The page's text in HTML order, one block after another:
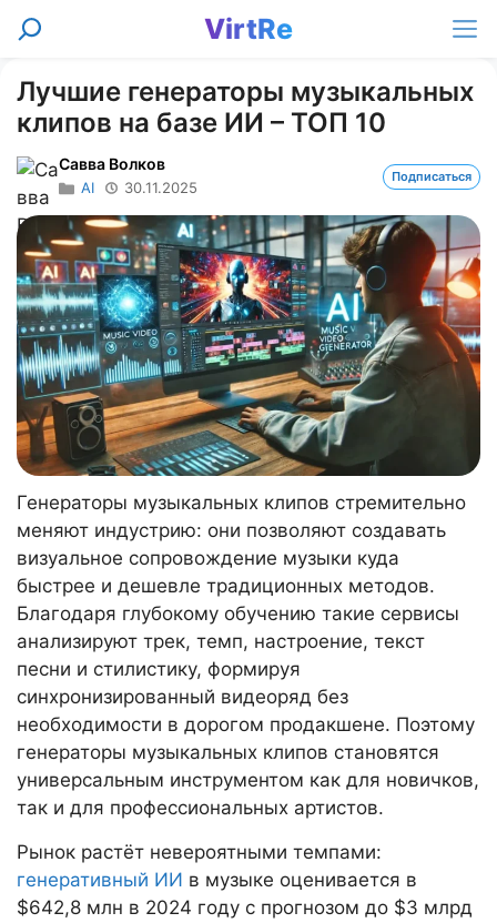
Перейти
VirtRe
Поиск
Лучшие генераторы музыкальных
клипов на базе ИИ – ТОП 10
Савва Волков
AI 30.11.2025
Подписаться
Генераторы музыкальных клипов стремительно
меняют индустрию: они позволяют создавать
визуальное сопровождение музыки куда
быстрее и дешевле традиционных методов.
Благодаря глубокому обучению такие сервисы
анализируют трек, темп, настроение, текст
песни и стилистику, формируя
синхронизированный видеоряд без
необходимости в дорогом продакшене. Поэтому
генераторы музыкальных клипов становятся
универсальным инструментом как для новичков,
так и для профессиональных артистов.
Рынок растёт невероятными темпами:
генеративный ИИ в музыке оценивается в
$642,8 млн в 2024 году с прогнозом до $3 млрд